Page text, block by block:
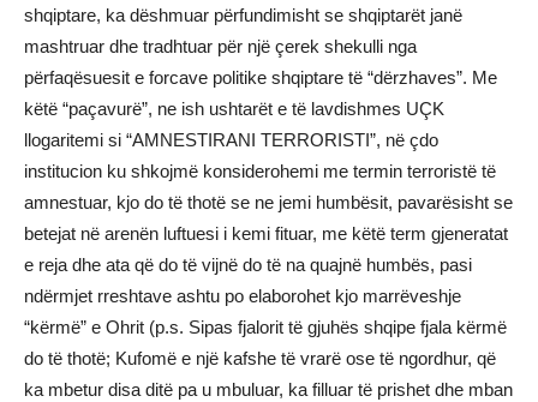
shqiptare, ka dëshmuar përfundimisht se shqiptarët janë
mashtruar dhe tradhtuar për një çerek shekulli nga
përfaqësuesit e forcave politike shqiptare të “dërzhaves”. Me
këtë “paçavurë”, ne ish ushtarët e të lavdishmes UÇK
llogaritemi si “AMNESTIRANI TERRORISTI”, në çdo
institucion ku shkojmë konsiderohemi me termin terroristë të
amnestuar, kjo do të thotë se ne jemi humbësit, pavarësisht se
betejat në arenën luftuesi i kemi fituar, me këtë term gjeneratat
e reja dhe ata që do të vijnë do të na quajnë humbës, pasi
ndërmjet rreshtave ashtu po elaborohet kjo marrëveshje
“kërmë” e Ohrit (p.s. Sipas fjalorit të gjuhës shqipe fjala kërmë
do të thotë; Kufomë e një kafshe të vrarë ose të ngordhur, që
ka mbetur disa ditë pa u mbuluar, ka filluar të prishet dhe mban